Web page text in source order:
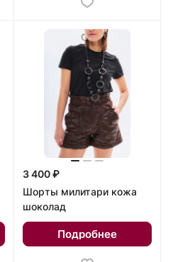
3 400 ₽
Шорты милитари кожа
шоколад
Подробнее